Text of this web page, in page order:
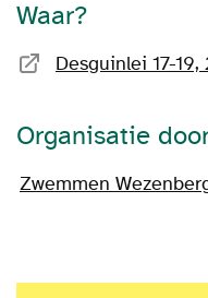
Waar?
Desguinlei 17-
Organisatie
Zwemmen